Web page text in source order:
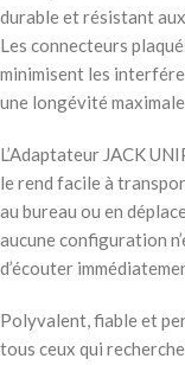
durable et résistant
Les connecteurs
minimisent les
une longévité
L’Adaptateur JACK
le rend facile à
au bureau ou en
aucune configuration
d’écouter
Polyvalent, fiable et
tous ceux qui